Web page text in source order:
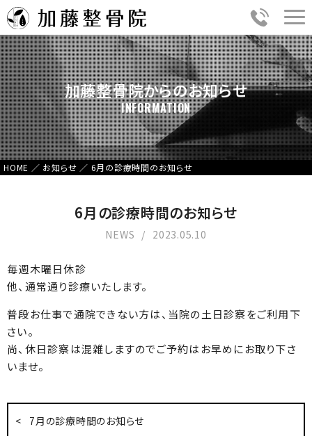
加藤整骨院からのお知らせ
INFORMATION
HOME ／ お知らせ ／ 6月の診療時間のお知らせ
6月の診療時間のお知らせ
NEWS 2023.05.10
毎週木曜日休診
他、通常通り診療いたします。
普段お仕事で通院できない方は、当院の土日診察をご利用下
さい。
尚、休日診察は混雑しますのでご予約はお早めにお取り下さ
いませ。
7月の診療時間のお知らせ